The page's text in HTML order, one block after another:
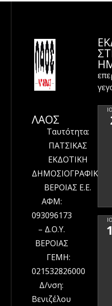
ΛΑΟΣ
Ταυτότητα:
ΠΑΤΣΙΚΑΣ
ΕΚΔΟΤΙΚΗ
ΔΗΜΟΣΙΟΓΡΑΦΙΚΗ
ΒΕΡΟΙΑΣ Ε.Ε.
ΑΦΜ:
093096173
– Δ.Ο.Υ.
ΒΕΡΟΙΑΣ
ΓΕΜΗ:
021532826000
Δ/νση:
Βενιζέλου